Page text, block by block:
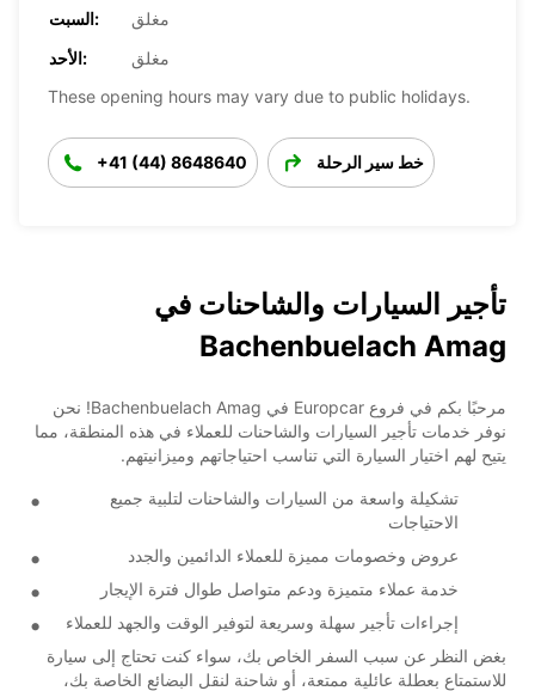
السبت:
مغلق
الأحد:
مغلق
These opening hours may vary due to public holidays.
+41 (44) 8648640 خط سير الرحلة
تأجير السيارات والشاحنات في
Bachenbuelach Amag
مرحبًا بكم في فروع Europcar في Bachenbuelach Amag! نحن
نوفر خدمات تأجير السيارات والشاحنات للعملاء في هذه المنطقة، مما
يتيح لهم اختيار السيارة التي تناسب احتياجاتهم وميزانيتهم.
تشكيلة واسعة من السيارات والشاحنات لتلبية جميع
الاحتياجات
عروض وخصومات مميزة للعملاء الدائمين والجدد
خدمة عملاء متميزة ودعم متواصل طوال فترة الإيجار
إجراءات تأجير سهلة وسريعة لتوفير الوقت والجهد للعملاء
بغض النظر عن سبب السفر الخاص بك، سواء كنت تحتاج إلى سيارة
للاستمتاع بعطلة عائلية ممتعة، أو شاحنة لنقل البضائع الخاصة بك،